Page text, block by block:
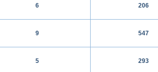
6 206
9 547
5 293